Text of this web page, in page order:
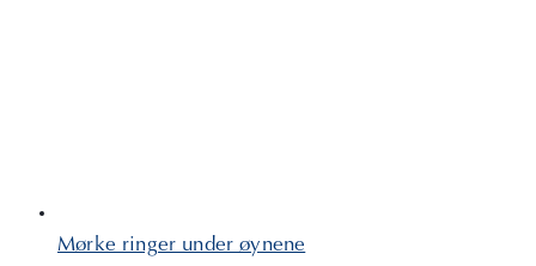
Mørke ringer under øynene